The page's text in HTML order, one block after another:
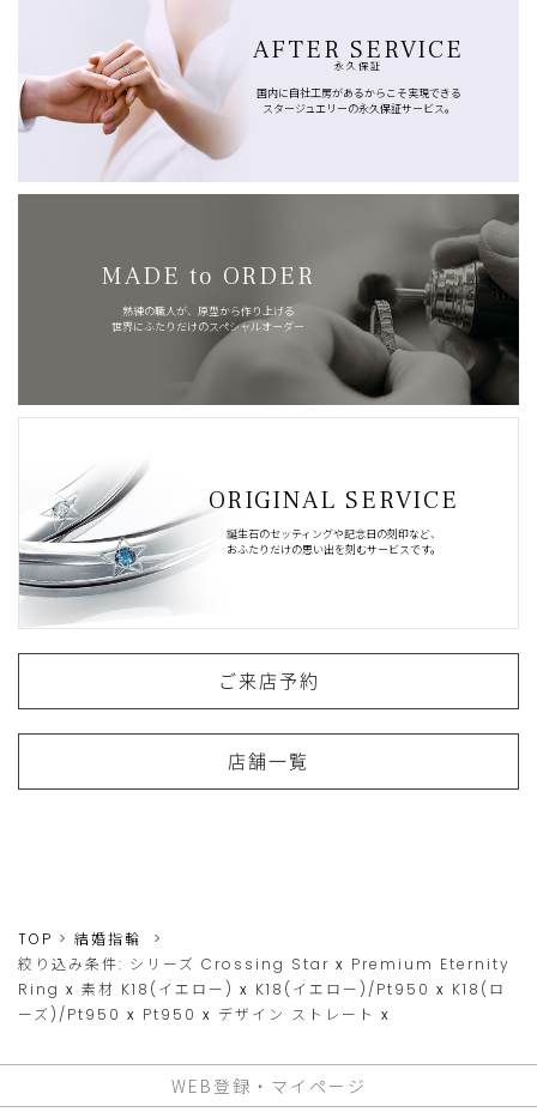
AFTER SERVICE
永久保証
国内に自社工房があるからこそ実現できる
スタージュエリーの永久保証サービス。
MADE to ORDER
熟練の職人が、原型から作り上げる
世界にふたりだけのスペシャルオーダー
ORIGINAL SERVICE
誕生石のセッティングや記念日の刻印など、
おふたりだけの思い出を刻むサービスです。
ご来店予約
店舗一覧
TOP
結婚指輪
絞り込み条件: シリーズ Crossing Star x Premium Eternity
Ring x 素材 K18(イエロー) x K18(イエロー)/Pt950 x K18(ロ
ーズ)/Pt950 x Pt950 x デザイン ストレート x
WEB登録・マイページ